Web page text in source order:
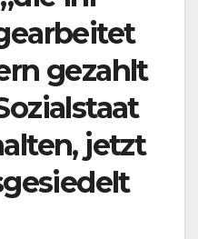
gezahlt
jetzt